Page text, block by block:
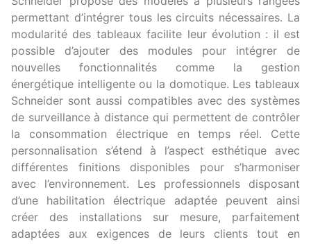
permettant d’intégrer tous les circuits nécessaires. La
modularité des tableaux facilite leur évolution : il est
possible d’ajouter des modules pour intégrer de
nouvelles fonctionnalités comme la gestion
énergétique intelligente ou la domotique. Les tableaux
Schneider sont aussi compatibles avec des systèmes
de surveillance à distance qui permettent de contrôler
la consommation électrique en temps réel. Cette
personnalisation s’étend à l’aspect esthétique avec
différentes finitions disponibles pour s’harmoniser
avec l’environnement. Les professionnels disposant
d’une habilitation électrique adaptée peuvent ainsi
créer des installations sur mesure, parfaitement
adaptées aux exigences de leurs clients tout en